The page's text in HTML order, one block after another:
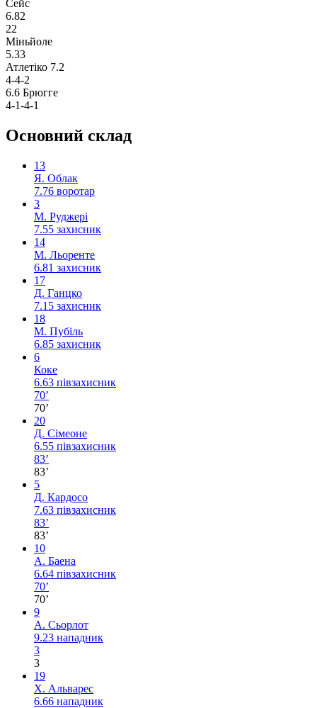
Сейс
6.82
22
Міньйоле
5.33
Атлетіко 7.2
4-4-2
6.6 Брюгге
4-1-4-1
Основний склад
13
Я. Облак
7.76 воротар
3
М. Руджері
7.55 захисник
14
М. Льоренте
6.81 захисник
17
Д. Ганцко
7.15 захисник
18
М. Пубіль
6.85 захисник
6
Коке
6.63 півзахисник
70’
70’
20
Д. Сімеоне
6.55 півзахисник
83’
83’
5
Д. Кардосо
7.63 півзахисник
83’
83’
10
А. Баена
6.64 півзахисник
70’
70’
9
А. Сьорлот
9.23 нападник
3
3
19
Х. Альварес
6.66 нападник